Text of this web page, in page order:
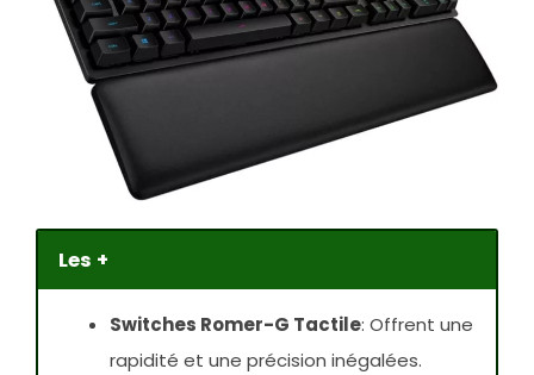
Les +
Switches Romer-G Tactile: Offrent une
rapidité et une précision inégalées.